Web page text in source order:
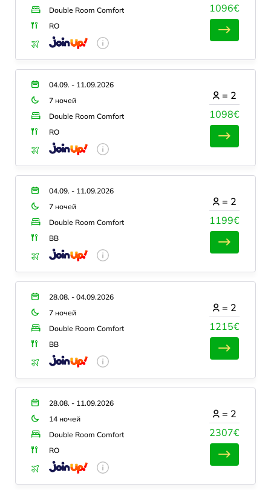
Double Room Comfort
RO
1096€
04.09. - 11.09.2026
7 ночей
Double Room Comfort
RO
1098€
= 2
04.09. - 11.09.2026
7 ночей
Double Room Comfort
BB
1199€
= 2
28.08. - 04.09.2026
7 ночей
Double Room Comfort
BB
1215€
= 2
28.08. - 11.09.2026
14 ночей
Double Room Comfort
RO
2307€
= 2